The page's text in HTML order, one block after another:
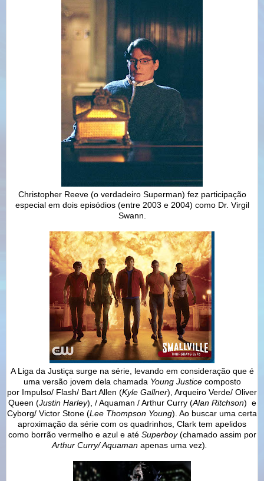
Christopher Reeve (o verdadeiro Superman) fez participação
especial em dois episódios (entre 2003 e 2004) como Dr. Virgil
Swann.
A Liga da Justiça surge na série, levando em consideração que é
uma versão jovem dela chamada Young Justice composto
por Impulso/ Flash/ Bart Allen (Kyle Gallner), Arqueiro Verde/ Oliver
Queen (Justin Harley), / Aquaman / Arthur Curry (Alan Ritchson) e
Cyborg/ Victor Stone (Lee Thompson Young). Ao buscar uma certa
aproximação da série com os quadrinhos, Clark tem apelidos
como borrão vermelho e azul e até Superboy(chamado assim por
Arthur Curry/ Aquaman apenas uma vez)